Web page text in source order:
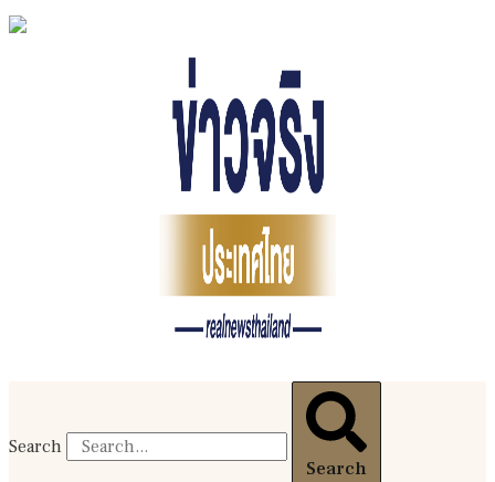
Search
Search